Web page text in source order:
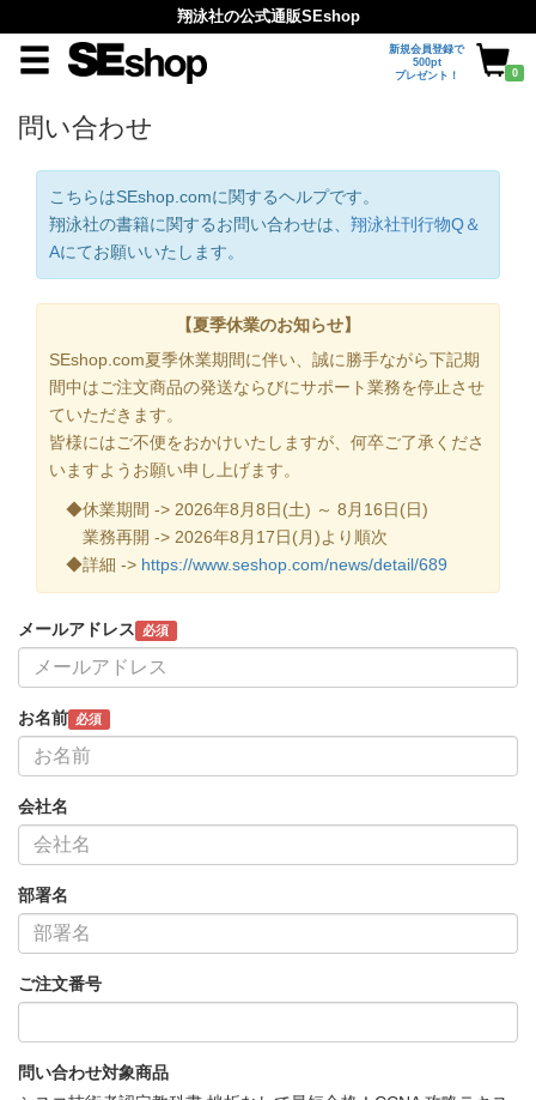
翔泳社の公式通販SEshop
新規会員登録で
500pt
プレゼント！
0
問い合わせ
こちらはSEshop.comに関するヘルプです。
翔泳社の書籍に関するお問い合わせは、 翔泳社刊行物Q＆
Aにてお願いいたします。
【夏季休業のお知らせ】
SEshop.com夏季休業期間に伴い、誠に勝手ながら下記期
間中はご注文商品の発送ならびにサポート業務を停止させ
ていただきます。
皆様にはご不便をおかけいたしますが、何卒ご了承くださ
いますようお願い申し上げます。
◆休業期間 -> 2026年8月8日(土) ～ 8月16日(日)
業務再開 -> 2026年8月17日(月)より順次
◆詳細 -> https://www.seshop.com/news/detail/689
メールアドレス 必須
お名前 必須
会社名
部署名
ご注文番号
問い合わせ対象商品